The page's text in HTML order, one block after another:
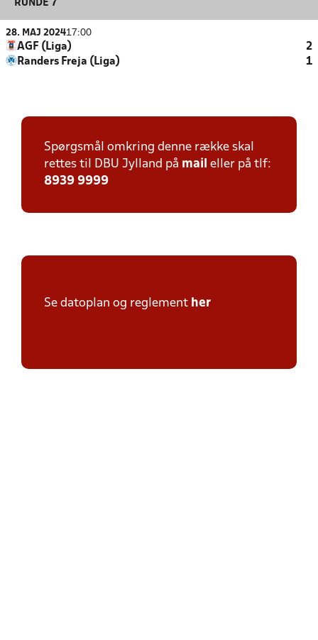
RUNDE 7
28. MAJ 202417:00
AGF (Liga)
2
Randers Freja (Liga)
1
Spørgsmål omkring denne række skal
rettes til DBU Jylland på mail eller på tlf:
8939 9999
Se datoplan og reglement her